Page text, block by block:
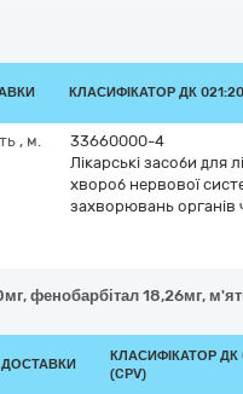
КЛАСИФІКАТОР ДК
, м.
33660000-4
Лікарські засоби для
хвороб нервової
захворювань органів
фенобарбітал 18,26мг,
КЛАСИФІКАТОР ДК
(CPV)